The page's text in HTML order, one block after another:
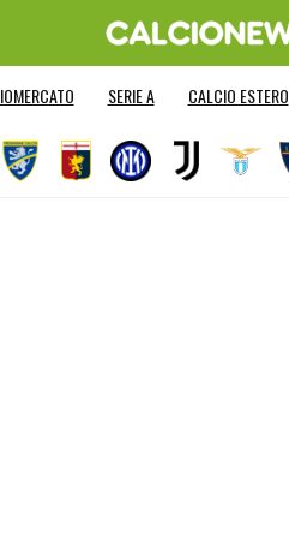
SERIE A CALCIO ESTERO